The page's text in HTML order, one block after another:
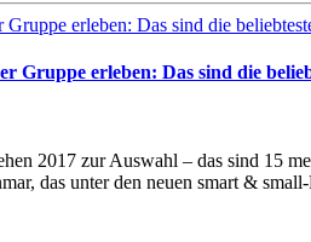
erleben: Das sind die
2017 zur Auswahl – das sind 15
das unter den neuen smart &